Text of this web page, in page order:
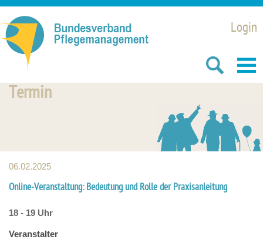
Login
Termin
06.02.2025
Online-Veranstaltung: Bedeutung und Rolle der Praxisanleitung
18 - 19 Uhr
Veranstalter